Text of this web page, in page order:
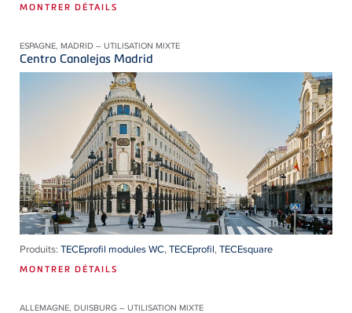
MONTRER DÉTAILS
ESPAGNE, MADRID – UTILISATION MIXTE
Centro Canalejas Madrid
Produits: TECEprofil modules WC,TECEprofil,TECEsquare
MONTRER DÉTAILS
ALLEMAGNE, DUISBURG – UTILISATION MIXTE